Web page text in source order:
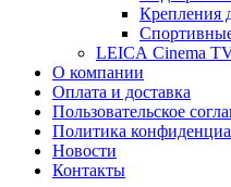
Крепления
LEICA Cinema
О компании
Оплата и доставка
Пользовательское
Политика
Новости
Контакты